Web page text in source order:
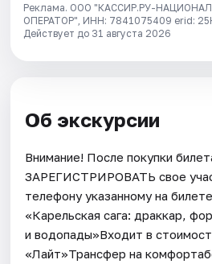
Реклама. ООО "КАССИР.РУ-
ОПЕРАТОР", ИНН: 7841075409 erid:
Действует до 31 августа 2026
Об экскурсии
Внимание! После покупки
ЗАРЕГИСТРИРОВАТЬ свое
телефону указанному на
«Карельская сага: драккар,
и водопады»Входит в
«Лайт»Трансфер на